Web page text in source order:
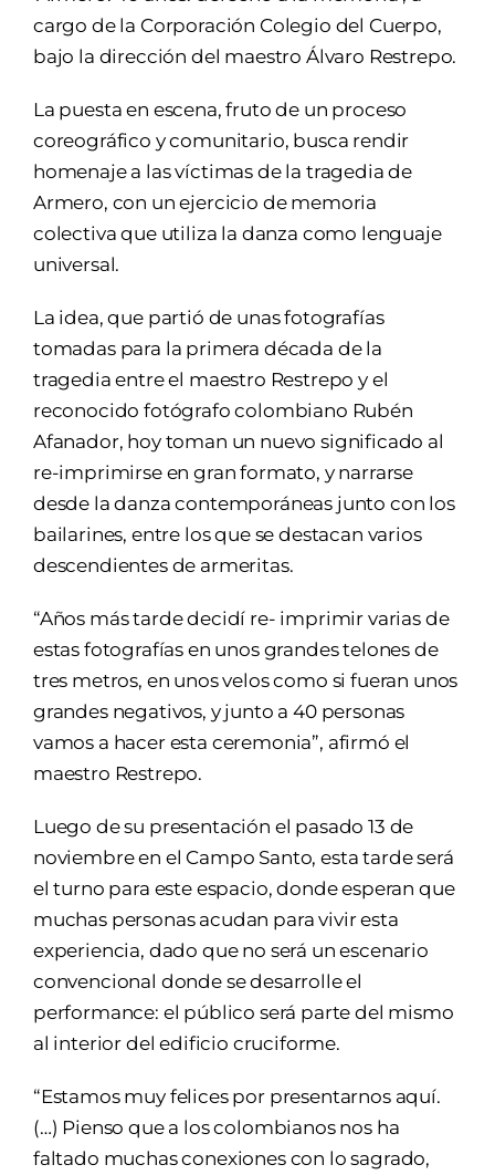
cargo de la Corporación Colegio del Cuerpo,
bajo la dirección del maestro Álvaro Restrepo.
La puesta en escena, fruto de un proceso
coreográfico y comunitario, busca rendir
homenaje a las víctimas de la tragedia de
Armero, con un ejercicio de memoria
colectiva que utiliza la danza como lenguaje
universal.
La idea, que partió de unas fotografías
tomadas para la primera década de la
tragedia entre el maestro Restrepo y el
reconocido fotógrafo colombiano Rubén
Afanador, hoy toman un nuevo significado al
re-imprimirse en gran formato, y narrarse
desde la danza contemporáneas junto con los
bailarines, entre los que se destacan varios
descendientes de armeritas.
“Años más tarde decidí re- imprimir varias de
estas fotografías en unos grandes telones de
tres metros, en unos velos como si fueran unos
grandes negativos, y junto a 40 personas
vamos a hacer esta ceremonia”, afirmó el
maestro Restrepo.
Luego de su presentación el pasado 13 de
noviembre en el Campo Santo, esta tarde será
el turno para este espacio, donde esperan que
muchas personas acudan para vivir esta
experiencia, dado que no será un escenario
convencional donde se desarrolle el
performance: el público será parte del mismo
al interior del edificio cruciforme.
“Estamos muy felices por presentarnos aquí.
(…) Pienso que a los colombianos nos ha
faltado muchas conexiones con lo sagrado,